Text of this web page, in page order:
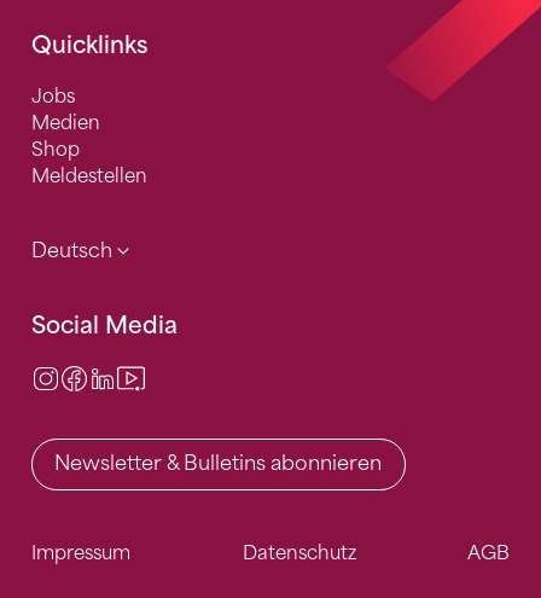
Quicklinks
Jobs
Medien
Shop
Meldestellen
Deutsch
Social Media
Instagram
Facebook
LinkedIn
Newsletter & Bulletins abonnieren
Impressum Datenschutz AGB